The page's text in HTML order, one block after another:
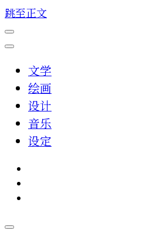
跳至正文
文学
绘画
设计
音乐
设定